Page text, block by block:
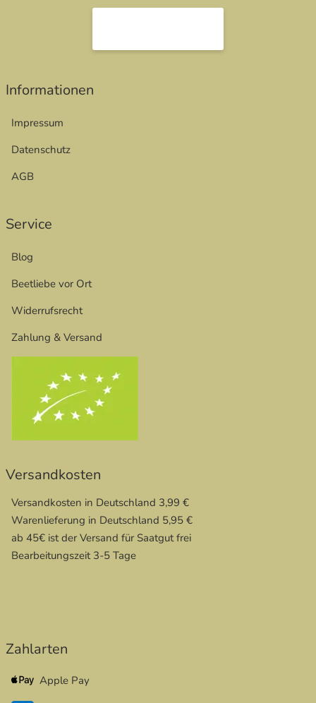
öffnet in neuem Fenster
Informationen
Impressum
Datenschutz
AGB
Service
Blog
Beetliebe vor Ort
Widerrufsrecht
Zahlung & Versand
Versandkosten
Versandkosten in Deutschland 3,99 €
Warenlieferung in Deutschland 5,95 €
ab 45€ ist der Versand für Saatgut frei
Bearbeitungszeit 3-5 Tage
Zahlarten
Apple Pay